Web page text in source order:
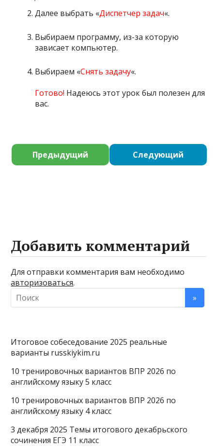
Далее выбрать «Диспетчер задач«.
Выбираем программу, из-за которую
зависает компьютер.
Выбираем «Снять задачу«.
Готово! Надеюсь этот урок был полезен для
вас.
Предыдущий Следующий
Добавить комментарий
Для отправки комментария вам необходимо
авторизоваться.
Итоговое собеседование 2025 реальные
варианты russkiykim.ru
10 тренировочных вариантов ВПР 2026 по
английскому языку 5 класс
10 тренировочных вариантов ВПР 2026 по
английскому языку 4 класс
3 декабря 2025 Темы итогового декабрьского
сочинения ЕГЭ 11 класс